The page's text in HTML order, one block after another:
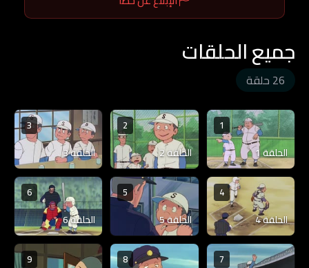
جميع الحلقات
26 حلقة
1
الحلقة 1
2
الحلقة 2
3
الحلقة 3
4
الحلقة 4
5
الحلقة 5
6
الحلقة 6
7
8
9